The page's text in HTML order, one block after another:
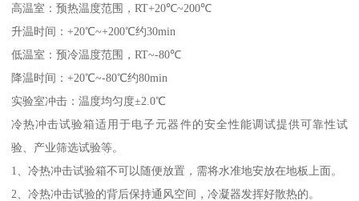
高温室：预热温度范围，RT+20℃~200℃
升温时间：+20℃~+200℃约30min
低温室：预冷温度范围，RT~-80℃
降温时间：+20℃~-80℃约80min
实验室冲击：温度均匀度±2.0℃
冷热冲击试验箱适用于电子元器件的安全性能调试提供可靠性试
验、产业筛选试验等。
1、冷热冲击试验箱不可以随便放置，需将水准地安放在地板上面。
2、冷热冲击试验的背后保持通风空间，冷凝器发挥好散热的。